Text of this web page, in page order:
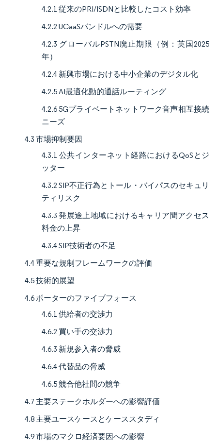
4.2.1 従来のPRI/ISDNと比較したコスト効率
4.2.2 UCaaSバンドルへの需要
4.2.3 グローバルPSTN廃止期限（例：英国2025
年）
4.2.4 新興市場における中小企業のデジタル化
4.2.5 AI最適化動的通話ルーティング
4.2.6 5Gプライベートネットワーク音声相互接続
ニーズ
4.3 市場抑制要因
4.3.1 公共インターネット経路におけるQoSとジ
ッター
4.3.2 SIP不正行為とトール・バイパスのセキュリ
ティリスク
4.3.3 発展途上地域におけるキャリア間アクセス
料金の上昇
4.3.4 SIP技術者の不足
4.4 重要な規制フレームワークの評価
4.5 技術的展望
4.6 ポーターのファイブフォース
4.6.1 供給者の交渉力
4.6.2 買い手の交渉力
4.6.3 新規参入者の脅威
4.6.4 代替品の脅威
4.6.5 競合他社間の競争
4.7 主要ステークホルダーへの影響評価
4.8 主要ユースケースとケーススタディ
4.9 市場のマクロ経済要因への影響